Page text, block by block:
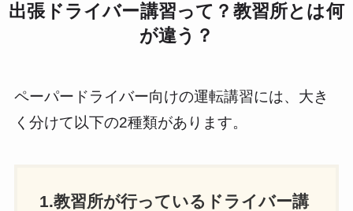
出張ドライバー講習って？教習所とは何
が違う？
ペーパードライバー向けの運転講習には、大き
く分けて以下の2種類があります。
1.教習所が行っているドライバー講